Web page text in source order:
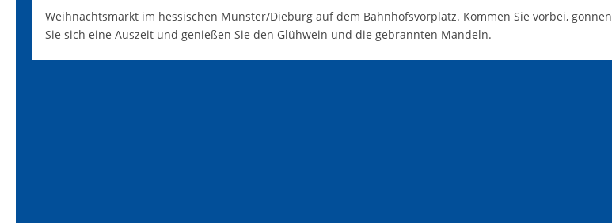
Weihnachtsmarkt im hessischen Münster/Dieburg auf dem Bahnhofsvorplatz. Kommen Sie vorbei, gönnen
Sie sich eine Auszeit und genießen Sie den Glühwein und die gebrannten Mandeln.